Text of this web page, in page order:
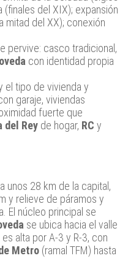
del XIX); expansión
mitad del XX); conexión
pervive: casco tradicional,
con identidad propia
el tipo de vivienda y
garaje, viviendas
fuerte que
del Rey de hogar, RC y
unos 28 km de la capital,
y relieve de páramos y
El núcleo principal se
se ubica hacia el valle
alta por A-3 y R-3, con
Metro (ramal TFM) hasta